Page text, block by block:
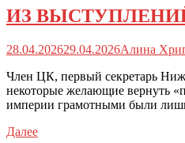
ИЗ
28.04.202629.04.2026Алина
Член ЦК, первый секретарь
некоторые желающие вернуть
империи грамотными были
Далее